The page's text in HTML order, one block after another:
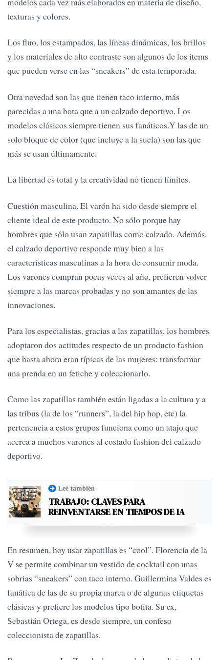
texturas y colores.
Los fluo, los estampados, las líneas dinámicas, los brillos
y los materiales de alto contraste son algunos de los items
que pueden verse en las “sneakers” de esta temporada.
Otra novedad son las que tienen taco interno, más
parecidas a una bota que a un calzado deportivo. Los
modelos clásicos siempre tienen sus fanáticos.Y las de un
solo bloque de color (que incluye a la suela) son las que
más se usan últimamente.
La libertad es total y la creatividad no tienen límites.
Cuestión masculina. El varón ha sido desde siempre el
cliente ideal de este producto. No sólo porque hay
hombres que sólo usan zapatillas como calzado. Además,
el calzado deportivo responde muy bien a las
características masculinas a la hora de consumir moda.
Los varones compran pocas veces al año, prefieren volver
siempre a las marcas probadas y no son amantes de las
innovaciones.
Para los especialistas, gracias a las zapatillas, los hombres
adoptaron dos actitudes respecto de un producto fashion
que hasta ahora eran típicas de las mujeres: transformar
una prenda en un fetiche y coleccionarlo.
Como las zapatillas también están ligadas a la cultura y a
las tribus (la de los “runners”, la del hip hop, etc) la
pertenencia a estos grupos funciona como un atajo que
acerca a muchos varones al costado fashion del calzado
deportivo.
Leé también
TRABAJO: CLAVES PARA
REINVENTARSE EN TIEMPOS DE IA
En resumen, hoy usar zapatillas es “cool”. Florencia de la
V se permite combinar un vestido de cocktail con unas
sobrias “sneakers” con taco interno. Guillermina Valdes es
fanática de las de su propia marca o de algunas etiquetas
clásicas y prefiere los modelos tipo botita. Su ex,
Sebastián Ortega, es desde siempre, un confeso
coleccionista de zapatillas.